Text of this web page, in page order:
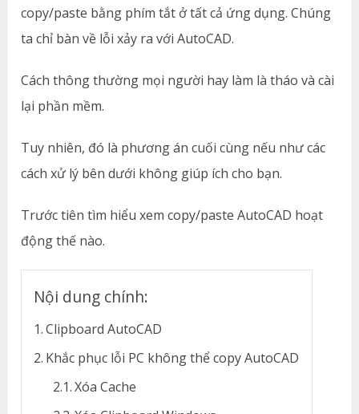
copy/paste bằng phím tắt ở tất cả ứng dụng. Chúng
ta chỉ bàn về lỗi xảy ra với AutoCAD.
Cách thông thường mọi người hay làm là tháo và cài
lại phần mềm.
Tuy nhiên, đó là phương án cuối cùng nếu như các
cách xử lý bên dưới không giúp ích cho bạn.
Trước tiên tìm hiểu xem copy/paste AutoCAD hoạt
động thế nào.
Nội dung chính:
Clipboard AutoCAD
Khắc phục lỗi PC không thể copy AutoCAD
Xóa Cache